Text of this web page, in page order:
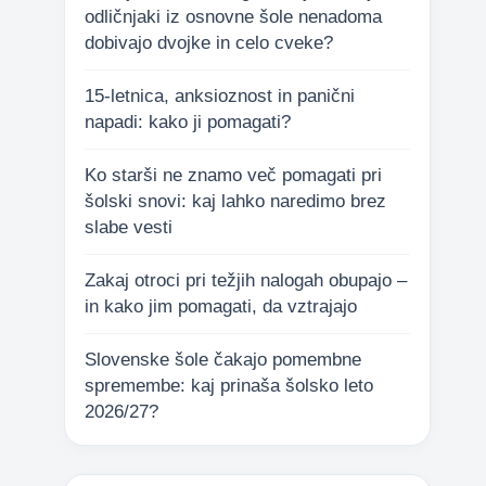
odličnjaki iz osnovne šole nenadoma
dobivajo dvojke in celo cveke?
15-letnica, anksioznost in panični
napadi: kako ji pomagati?
Ko starši ne znamo več pomagati pri
šolski snovi: kaj lahko naredimo brez
slabe vesti
Zakaj otroci pri težjih nalogah obupajo –
in kako jim pomagati, da vztrajajo
Slovenske šole čakajo pomembne
spremembe: kaj prinaša šolsko leto
2026/27?